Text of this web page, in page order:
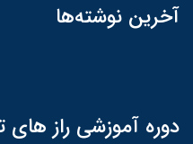
آخرین نوشته‌ها
دوره آموزشی راز های